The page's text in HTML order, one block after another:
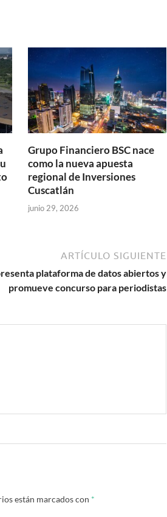
Grupo Financiero BSC nace
como la nueva apuesta
regional de Inversiones
Cuscatlán
junio 29, 2026
ARTÍCULO SIGUIENTE
plataforma de datos abiertos y
promueve concurso para periodistas
están marcados con *